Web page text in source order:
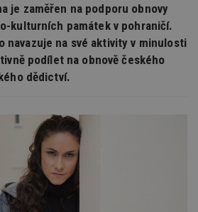
je zaměřen na podporu obnovy
kulturních památek v pohraničí.
navazuje na své aktivity v minulosti
podílet na obnově českého
dědictví.